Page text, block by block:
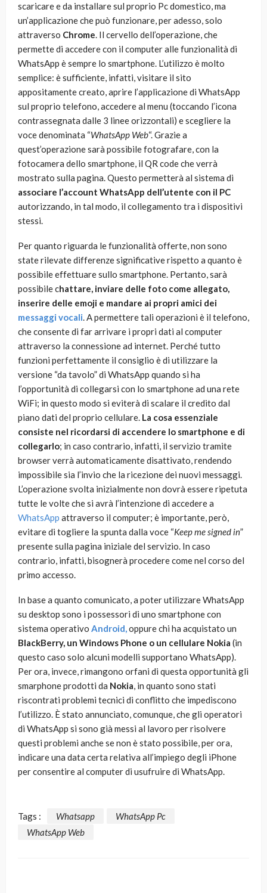
scaricare e da installare sul proprio Pc domestico, ma
un’applicazione che può funzionare, per adesso, solo
attraverso Chrome. Il cervello dell’operazione, che
permette di accedere con il computer alle funzionalità di
WhatsApp è sempre lo smartphone. L’utilizzo è molto
semplice: è sufficiente, infatti, visitare il sito
appositamente creato, aprire l’applicazione di WhatsApp
sul proprio telefono, accedere al menu (toccando l’icona
contrassegnata dalle 3 linee orizzontali) e scegliere la
voce denominata “WhatsApp Web“. Grazie a
quest’operazione sarà possibile fotografare, con la
fotocamera dello smartphone, il QR code che verrà
mostrato sulla pagina. Questo permetterà al sistema di
associare l’account WhatsApp dell’utente con il PC
autorizzando, in tal modo, il collegamento tra i dispositivi
stessi.
Per quanto riguarda le funzionalità offerte, non sono
state rilevate differenze significative rispetto a quanto è
possibile effettuare sullo smartphone. Pertanto, sarà
possibile chattare, inviare delle foto come allegato,
inserire delle emoji e mandare ai propri amici dei
messaggi vocali. A permettere tali operazioni è il telefono,
che consente di far arrivare i propri dati al computer
attraverso la connessione ad internet. Perché tutto
funzioni perfettamente il consiglio è di utilizzare la
versione “da tavolo” di WhatsApp quando si ha
l’opportunità di collegarsi con lo smartphone ad una rete
WiFi; in questo modo si eviterà di scalare il credito dal
piano dati del proprio cellulare. La cosa essenziale
consiste nel ricordarsi di accendere lo smartphone e di
collegarlo; in caso contrario, infatti, il servizio tramite
browser verrà automaticamente disattivato, rendendo
impossibile sia l’invio che la ricezione dei nuovi messaggi.
L’operazione svolta inizialmente non dovrà essere ripetuta
tutte le volte che si avrà l’intenzione di accedere a
WhatsApp attraverso il computer; è importante, però,
evitare di togliere la spunta dalla voce “Keep me signed in”
presente sulla pagina iniziale del servizio. In caso
contrario, infatti, bisognerà procedere come nel corso del
primo accesso.
In base a quanto comunicato, a poter utilizzare WhatsApp
su desktop sono i possessori di uno smartphone con
sistema operativo Android,oppure chi ha acquistato un
BlackBerry, un Windows Phone o un cellulare Nokia (in
questo caso solo alcuni modelli supportano WhatsApp).
Per ora, invece, rimangono orfani di questa opportunità gli
smarphone prodotti da Nokia, in quanto sono stati
riscontrati problemi tecnici di conflitto che impediscono
l’utilizzo. È stato annunciato, comunque, che gli operatori
di WhatsApp si sono già messi al lavoro per risolvere
questi problemi anche se non è stato possibile, per ora,
indicare una data certa relativa all’impiego degli iPhone
per consentire al computer di usufruire di WhatsApp.
Tags : Whatsapp
WhatsApp Pc
WhatsApp Web